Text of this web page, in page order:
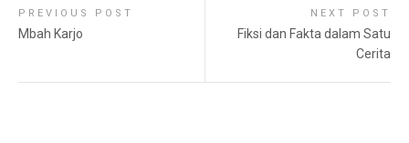
PREVIOUS POST
Mbah Karjo
NEXT POST
Fiksi dan Fakta dalam Satu
Cerita